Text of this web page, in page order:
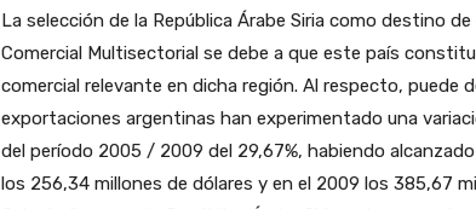
La selección de la República Árabe Siria como destino
Comercial Multisectorial se debe a que este país
comercial relevante en dicha región. Al respecto, puede
exportaciones argentinas han experimentado una
del período 2005 / 2009 del 29,67%, habiendo
los 256,34 millones de dólares y en el 2009 los 385,67